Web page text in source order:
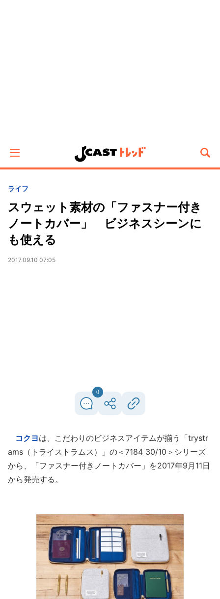
ライフ
スウェット素材の「ファスナー付き
ノートカバー」 ビジネスシーンに
も使える
2017.09.10 07:05
0
コクヨは、こだわりのビジネスアイテムが揃う「trystr
ams（トライストラムス）」の＜7184 30/10＞シリーズ
から、「ファスナー付きノートカバー」を2017年9月11日
から発売する。